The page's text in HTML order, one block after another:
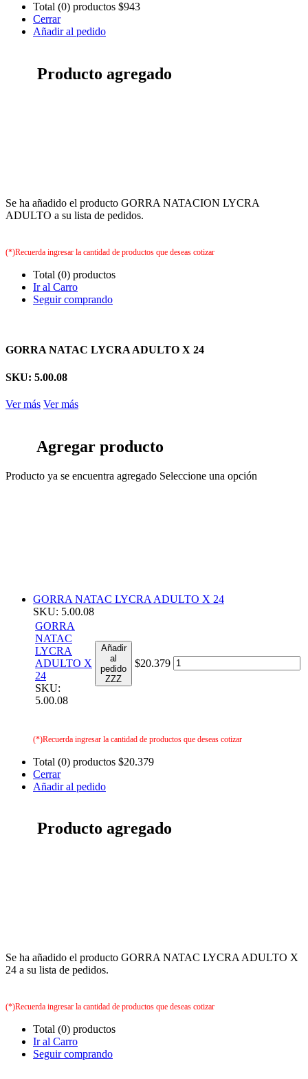
Total (0) productos $943
Cerrar
Añadir al pedido
Producto agregado
Se ha añadido el producto GORRA NATACION LYCRA
ADULTO a su lista de pedidos.
(*)Recuerda ingresar la cantidad de productos que deseas cotizar
Total (0) productos
Ir al Carro
Seguir comprando
GORRA NATAC LYCRA ADULTO X 24
SKU: 5.00.08
Ver más Ver más
Agregar producto
Producto ya se encuentra agregado Seleccione una opción
GORRA NATAC LYCRA ADULTO X 24
SKU: 5.00.08
GORRA
NATAC
LYCRA
ADULTO X
24
SKU:
5.00.08
Añadir
al
pedido
ZZZ
$20.379
(*)Recuerda ingresar la cantidad de productos que deseas cotizar
Total (0) productos $20.379
Cerrar
Añadir al pedido
Producto agregado
Se ha añadido el producto GORRA NATAC LYCRA ADULTO X
24 a su lista de pedidos.
(*)Recuerda ingresar la cantidad de productos que deseas cotizar
Total (0) productos
Ir al Carro
Seguir comprando